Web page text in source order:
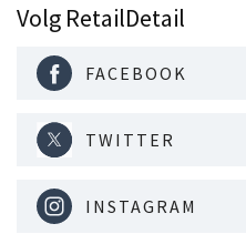
Volg RetailDetail
FACEBOOK
TWITTER
INSTAGRAM